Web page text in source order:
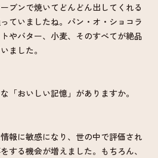
ブンで焼いてどんどん出してくれる
ていましたね。パン・オ・ショコラ
やバター、小麦、そのすべてが絶品
ました。
「おいしい記憶」がありますか。
報に敏感になり、世の中で評価され
する機会が増えました。もちろん、